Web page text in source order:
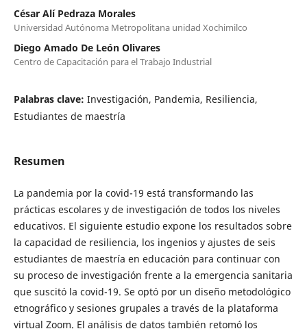
César Alí Pedraza Morales
Universidad Autónoma Metropolitana unidad Xochimilco
Diego Amado De León Olivares
Centro de Capacitación para el Trabajo Industrial
Palabras clave: Investigación, Pandemia, Resiliencia,
Estudiantes de maestría
Resumen
La pandemia por la covid-19 está transformando las
prácticas escolares y de investigación de todos los niveles
educativos. El siguiente estudio expone los resultados sobre
la capacidad de resiliencia, los ingenios y ajustes de seis
estudiantes de maestría en educación para continuar con
su proceso de investigación frente a la emergencia sanitaria
que suscitó la covid-19. Se optó por un diseño metodológico
etnográfico y sesiones grupales a través de la plataforma
virtual Zoom. El análisis de datos también retomó los